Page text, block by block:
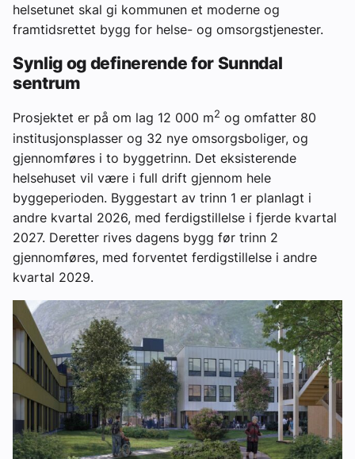
helsetunet skal gi kommunen et moderne og
framtidsrettet bygg for helse- og omsorgstjenester.
Synlig og definerende for Sunndal
sentrum
Prosjektet er på om lag 12 000 m2 og omfatter 80
institusjonsplasser og 32 nye omsorgsboliger, og
gjennomføres i to byggetrinn. Det eksisterende
helsehuset vil være i full drift gjennom hele
byggeperioden. Byggestart av trinn 1 er planlagt i
andre kvartal 2026, med ferdigstillelse i fjerde kvartal
2027. Deretter rives dagens bygg før trinn 2
gjennomføres, med forventet ferdigstillelse i andre
kvartal 2029.